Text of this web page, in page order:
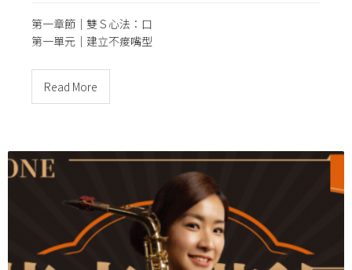
第一章節｜雙Ｓ心法：口
第一單元｜ 建立不痠嘴型
Read More